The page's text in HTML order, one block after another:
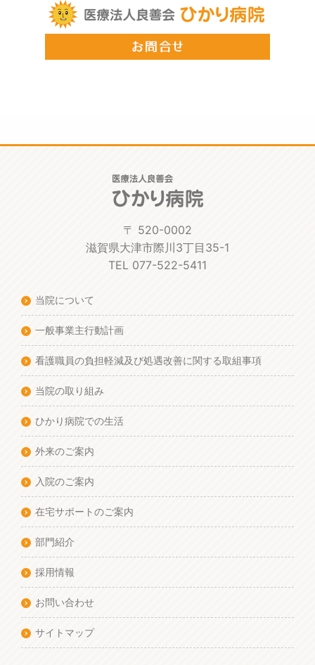
〒 520-0002
滋賀県大津市際川3丁目35-1
TEL 077-522-5411
当院について
一般事業主行動計画
看護職員の負担軽減及び処遇改善に関する取組事項
当院の取り組み
ひかり病院での生活
外来のご案内
入院のご案内
在宅サポートのご案内
部門紹介
採用情報
お問い合わせ
サイトマップ